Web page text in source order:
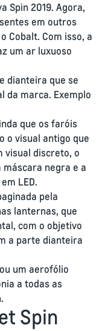
Spin 2019. Agora,
em outros
Cobalt. Com isso, a
um ar luxuoso
dianteira que se
da marca. Exemplo
que os faróis
o visual antigo que
visual discreto, o
negra e a
LED.
pela
lanternas, que
com o objetivo
a parte dianteira
um aerofólio
a todas as
Spin